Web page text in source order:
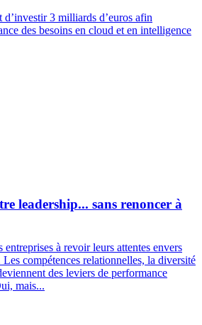
d’investir 3 milliards d’euros afin
des besoins en cloud et en intelligence
leadership... sans renoncer à
à revoir leurs attentes envers
Les compétences relationnelles, la diversité
des leviers de performance
mais...